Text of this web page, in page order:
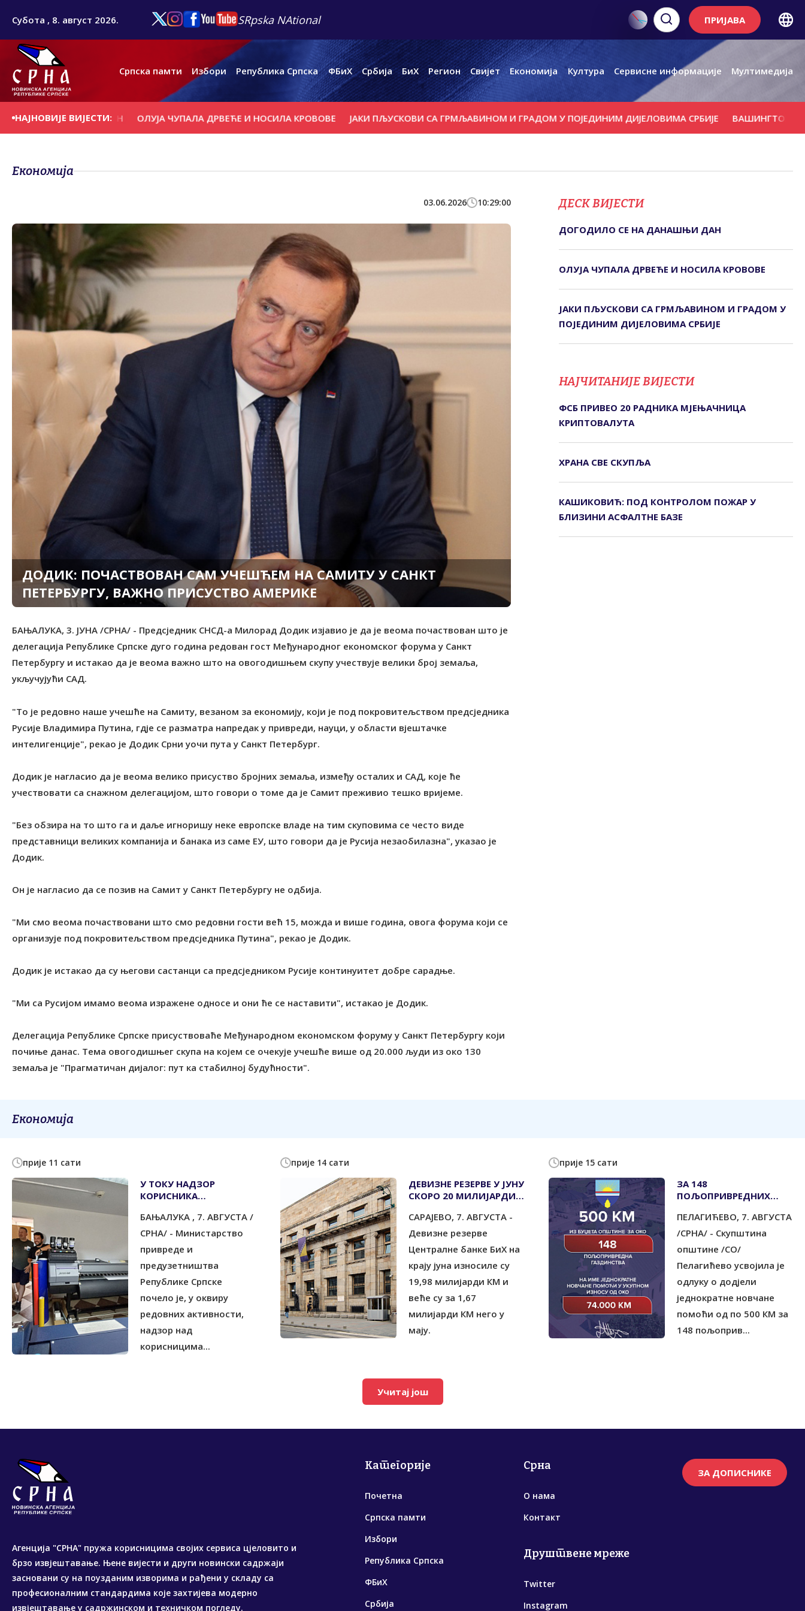
Субота , 8. август 2026. SRpska NAtional ПРИЈАВА
Српска памти Избори Република Српска ФБиХ Србија БиХ Регион Свијет Економија Култура Сервисне информације Мултимедија
НАЈНОВИЈЕ ВИЈЕСТИ:
ДАНАШЊИ ДАН ОЛУЈА ЧУПАЛА ДРВЕЋЕ И НОСИЛА КРОВОВЕ ЈАКИ ПЉУСКОВИ СА ГРМЉАВИНОМ И ГРАДОМ У ПОЈЕДИНИМ ДИЈЕЛОВИМА СРБИЈЕ ВАШИНГТОН СЕ
Економија
03.06.2026 10:29:00
ДОДИК: ПОЧАСТВОВАН САМ УЧЕШЋЕМ НА САМИТУ У САНКТ
ПЕТЕРБУРГУ, ВАЖНО ПРИСУСТВО АМЕРИКЕ
БАЊАЛУКА, 3. ЈУНА /СРНА/ - Предсједник СНСД-а Милорад Додик изјавио је да је веома почаствован што је
делегација Републике Српске дуго година редован гост Међународног економског форума у Санкт
Петербургу и истакао да је веома важно што на овогодишњем скупу учествује велики број земаља,
укључујући САД.
"То је редовно наше учешће на Самиту, везаном за економију, који је под покровитељством предсједника
Русије Владимира Путина, гдје се разматра напредак у привреди, науци, у области вјештачке
интелигенције", рекао је Додик Срни уочи пута у Санкт Петербург.
Додик је нагласио да је веома велико присуство бројних земаља, између осталих и САД, које ће
учествовати са снажном делегацијом, што говори о томе да је Самит преживио тешко вријеме.
"Без обзира на то што га и даље игноришу неке европске владе на тим скуповима се често виде
представници великих компанија и банака из саме ЕУ, што говори да је Русија незаобилазна", указао је
Додик.
Он је нагласио да се позив на Самит у Санкт Петербургу не одбија.
"Ми смо веома почаствовани што смо редовни гости већ 15, можда и више година, овога форума који се
организује под покровитељством предсједника Путина", рекао је Додик.
Додик је истакао да су његови састанци са предсједником Русије континуитет добре сарадње.
"Ми са Русијом имамо веома изражене односе и они ће се наставити", истакао је Додик.
Делегација Републике Српске присуствоваће Међународном економском форуму у Санкт Петербургу који
почиње данас. Тема овогодишњег скупа на којем се очекује учешће више од 20.000 људи из око 130
земаља је "Прагматичан дијалог: пут ка стабилној будућности".
ДЕСК ВИЈЕСТИ
ДОГОДИЛО СЕ НА ДАНАШЊИ ДАН
ОЛУЈА ЧУПАЛА ДРВЕЋЕ И НОСИЛА КРОВОВЕ
ЈАКИ ПЉУСКОВИ СА ГРМЉАВИНОМ И ГРАДОМ У
ПОЈЕДИНИМ ДИЈЕЛОВИМА СРБИЈЕ
НАЈЧИТАНИЈЕ ВИЈЕСТИ
ФСБ ПРИВЕО 20 РАДНИКА МЈЕЊАЧНИЦА
КРИПТОВАЛУТА
ХРАНА СВЕ СКУПЉА
КАШИКОВИЋ: ПОД КОНТРОЛОМ ПОЖАР У
БЛИЗИНИ АСФАЛТНЕ БАЗЕ
Економија
прије 11 сати
У ТОКУ НАДЗОР
КОРИСНИКА
УЛАГАЊА
БАЊАЛУКА , 7. АВГУСТА /
СРНА/ - Министарство
привреде и
предузетништва
Републике Српске
почело је, у оквиру
редовних активности,
надзор над
корисницима...
прије 14 сати
ДЕВИЗНЕ РЕЗЕРВЕ У ЈУНУ
СКОРО 20 МИЛИЈАРДИ
САРАЈЕВО, 7. АВГУСТА -
Девизне резерве
Централне банке БиХ на
крају јуна износиле су
19,98 милијарди КМ и
веће су за 1,67
милијарди КМ него у
мају.
прије 15 сати
ЗА 148
ПОЉОПРИВРЕДНИХ
КМ
ПЕЛАГИЋЕВО, 7. АВГУСТА
/СРНА/ - Скупштина
општине /СО/
Пелагићево усвојила је
одлуку о додјели
једнократне новчане
помоћи од по 500 КМ за
148 пољоприв...
Учитај још
Агенција "СРНА" пружа корисницима својих сервиса цјеловито и
брзо извјештавање. Њене вијести и други новински садржаји
засновани су на поузданим изворима и рађени у складу са
професионалним стандардима које захтијева модерно
извјештавање у садржинском и техничком погледу.
Категорије
Почетна
Српска памти
Избори
Република Српска
ФБиХ
Србија
Срна
О нама
Контакт
Друштвене мреже
Twitter
Instagram
ЗА ДОПИСНИКЕ